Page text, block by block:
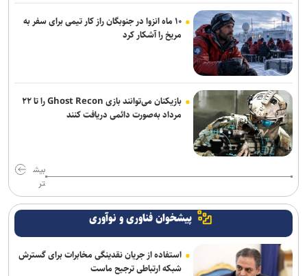
۱۰ ماه انزوا در جنوبگان راز کار تیمی برای سفر به
مریخ را آشکار کرد
بازیکنان می‌توانند بازی Ghost Recon را تا ۲۲
مرداد به‌صورت دائمی دریافت کنند
بیش
تر
پیشخوان فناوری و نوآوری
استفاده از جریان نقدینگی مخابرات برای گسترش
شبکه ارتباطی ترجیح ماست